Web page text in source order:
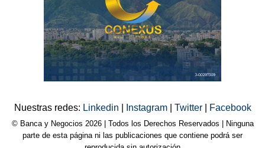
Nuestras redes: Linkedin Instagram Twitter Facebook
© Banca y Negocios 2026 | Todos los Derechos Reservados | Ninguna
parte de esta página ni las publicaciones que contiene podrá ser